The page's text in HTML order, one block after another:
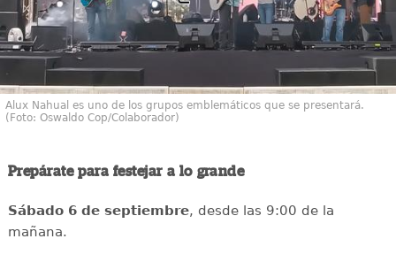
Alux Nahual es uno de los grupos emblemáticos que se presentará.
(Foto: Oswaldo Cop/Colaborador)
Prepárate para festejar a lo grande
Sábado 6 de septiembre, desde las 9:00 de la
mañana.